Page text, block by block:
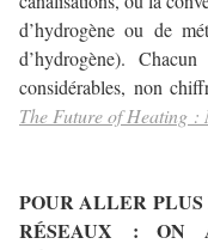
d’hydrogène ou de
d’hydrogène).
considérables, non
The Future of Heating :
POUR ALLER
RÉSEAUX : ON